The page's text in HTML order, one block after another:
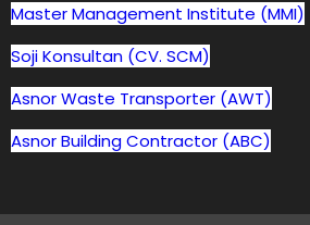
Master Management Institute (MMI)
Soji Konsultan (CV. SCM)
Asnor Waste Transporter (AWT)
Asnor Building Contractor (ABC)